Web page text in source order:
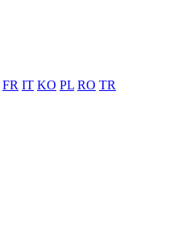
FR IT KO PL RO TR